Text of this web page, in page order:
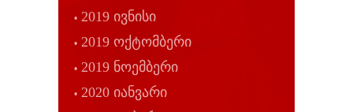
2019 ივნისი
2019 ოქტომბერი
2019 ნოემბერი
2020 იანვარი